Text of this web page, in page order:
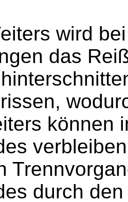
wird
das
können
durch